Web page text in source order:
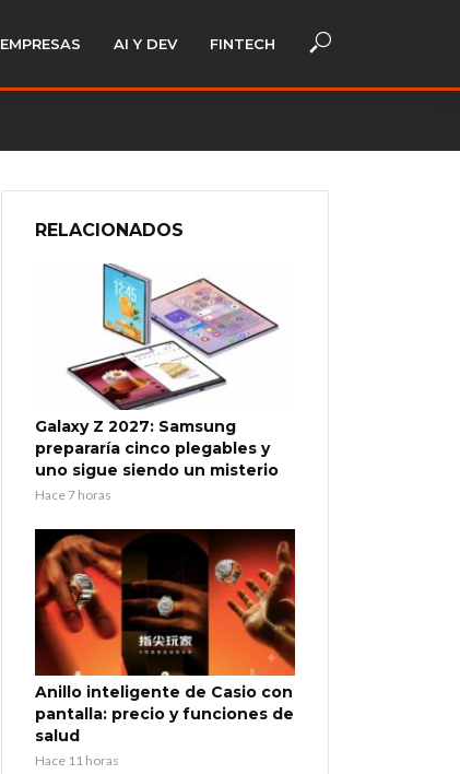
EMPRESAS AI Y DEV FINTECH
RELACIONADOS
Galaxy Z 2027: Samsung
prepararía cinco plegables y
uno sigue siendo un misterio
Hace 7 horas
Anillo inteligente de Casio con
pantalla: precio y funciones de
salud
Hace 11 horas